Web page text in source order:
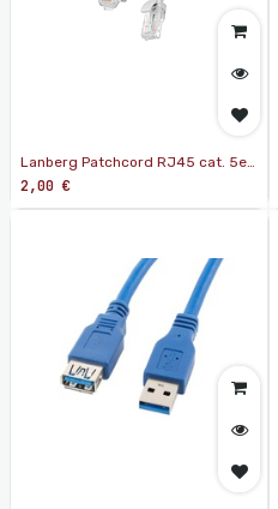
Lanberg Patchcord RJ45 cat. 5e
UTP 1m grey
2,00 €